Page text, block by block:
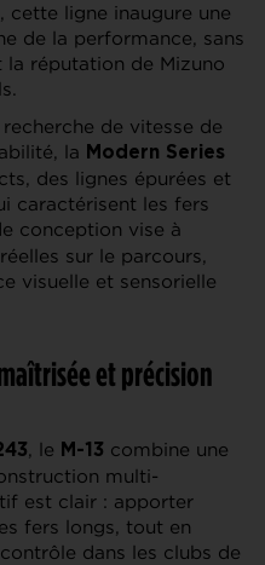
cette ligne inaugure une
de la performance, sans
la réputation de Mizuno
de vitesse de
la Modern Series
des lignes épurées et
caractérisent les fers
conception vise à
sur le parcours,
visuelle et sensorielle
et précision
, le M-13 combine une
multi-
est clair : apporter
fers longs, tout en
dans les clubs de